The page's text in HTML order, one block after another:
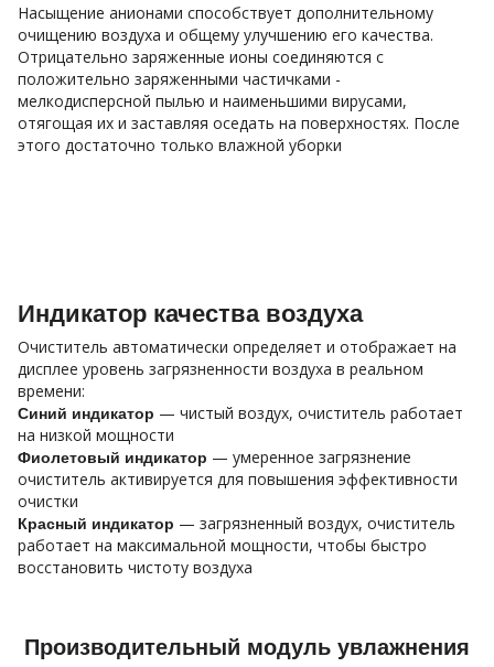
Насыщение анионами способствует дополнительному
очищению воздуха и общему улучшению его качества.
Отрицательно заряженные ионы соединяются с
положительно заряженными частичками -
мелкодисперсной пылью и наименьшими вирусами,
отягощая их и заставляя оседать на поверхностях. После
этого достаточно только влажной уборки
Индикатор качества воздуха
Очиститель автоматически определяет и отображает на
дисплее уровень загрязненности воздуха в реальном
времени:
Синий индикатор — чистый воздух, очиститель работает
на низкой мощности
Фиолетовый индикатор — умеренное загрязнение
очиститель активируется для повышения эффективности
очистки
Красный индикатор — загрязненный воздух, очиститель
работает на максимальной мощности, чтобы быстро
восстановить чистоту воздуха
Производительный модуль увлажнения